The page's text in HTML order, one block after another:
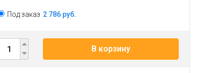
Под заказ 2 786 руб.
В корзину